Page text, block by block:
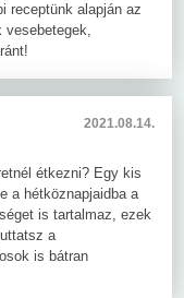
receptünk alapján az
vesebetegek,
2021.08.14.
étkezni? Egy kis
a hétköznapjaidba a
is tartalmaz, ezek
a
is bátran